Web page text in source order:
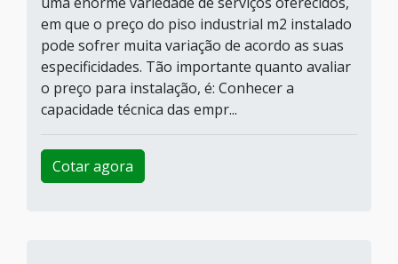
em que o preço do piso industrial m2 instalado
pode sofrer muita variação de acordo as suas
especificidades. Tão importante quanto avaliar
o preço para instalação, é: Conhecer a
capacidade técnica das empr...
Cotar agora